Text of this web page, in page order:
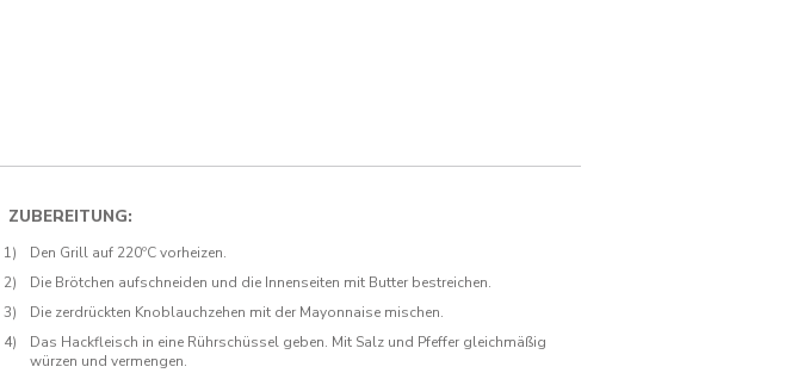
ZUBEREITUNG:
Den Grill auf 220ºC vorheizen.
Die Brötchen aufschneiden und die Innenseiten mit Butter bestreichen.
Die zerdrückten Knoblauchzehen mit der Mayonnaise mischen.
Das Hackfleisch in eine Rührschüssel geben. Mit Salz und Pfeffer gleichmäßig
würzen und vermengen.